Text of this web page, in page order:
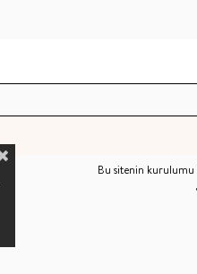
Bu sitenin kurulumu